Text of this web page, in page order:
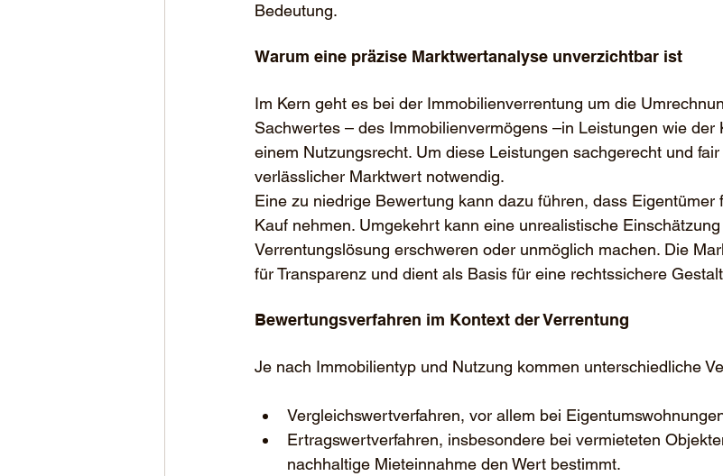
Bedeutung.
Warum eine präzise Marktwertanalyse unverzichtbar ist
Im Kern geht es bei der Immobilienverrentung um die
Sachwertes – des Immobilienvermögens –in Leistungen wie der
einem Nutzungsrecht. Um diese Leistungen sachgerecht und
verlässlicher Marktwert notwendig.
Eine zu niedrige Bewertung kann dazu führen, dass Eigentümer
Kauf nehmen. Umgekehrt kann eine unrealistische
Verrentungslösung erschweren oder unmöglich machen. Die
für Transparenz und dient als Basis für eine rechtssichere
Bewertungsverfahren im Kontext der Verrentung
Je nach Immobilientyp und Nutzung kommen unterschiedliche
Vergleichswertverfahren, vor allem bei
Ertragswertverfahren, insbesondere bei vermieteten
nachhaltige Mieteinnahme den Wert bestimmt.